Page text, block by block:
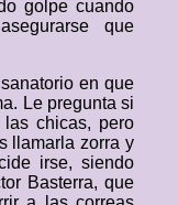
golpe cuando
que
en que
Le pregunta si
chicas, pero
llamarla zorra y
irse, siendo
Basterra, que